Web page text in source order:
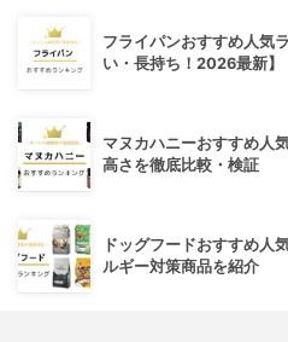
フライパンおすすめ人気
い・長持ち！2026最新】
マヌカハニーおすすめ人
高さを徹底比較・検証
ドッグフードおすすめ人
ルギー対策商品を紹介